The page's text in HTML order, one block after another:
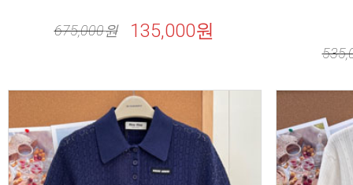
675,000원 135,000원